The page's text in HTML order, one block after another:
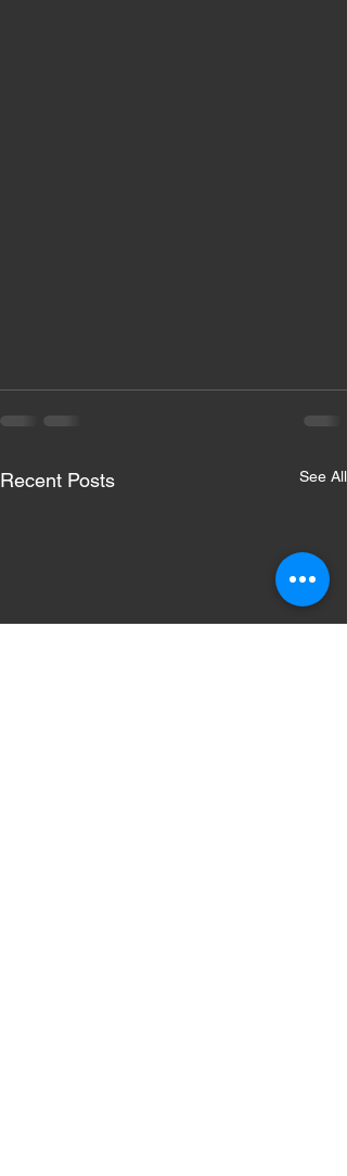
Recent Posts See All